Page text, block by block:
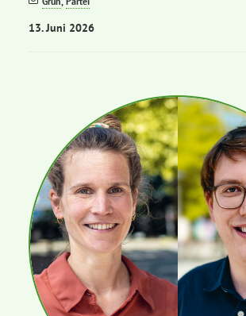
13. Juni 2026